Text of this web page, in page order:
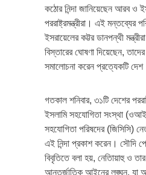
কঠোর নিন্দা জানিয়েছেন আরব ও
পররাষ্ট্রমন্ত্রীরা। এই মন্তব্যের
ইসরায়েলের কট্টর ডানপন্থী
বিস্তারের ঘোষণা দিয়েছেন,
সমালোচনা করেন প্রত্যেকটি
গতকাল শনিবার, ৩১টি দেশের
ইসলামি সহযোগিতা সংস্থা
সহযোগিতা পরিষদের (জিসিসি)
এই নিন্দা প্রকাশ করেন। সৌদি
বিবৃতিতে বলা হয়, নেতািয়াহু ও
আন্তর্জাতিক আইনের লঙ্ঘন, যা